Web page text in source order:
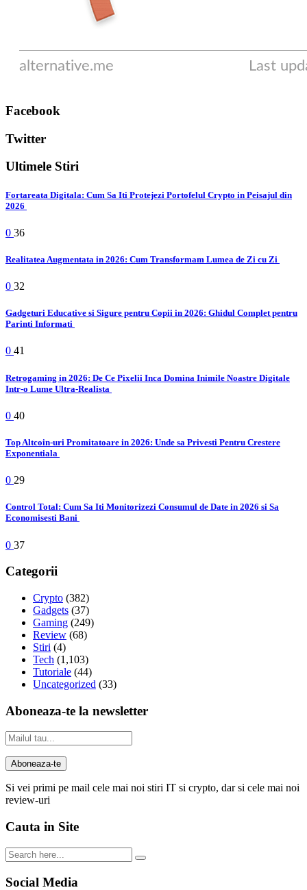
Facebook
Twitter
Ultimele Stiri
Fortareata Digitala: Cum Sa Iti Protejezi Portofelul Crypto in Peisajul din
2026
0 36
Realitatea Augmentata in 2026: Cum Transformam Lumea de Zi cu Zi
0 32
Gadgeturi Educative si Sigure pentru Copii in 2026: Ghidul Complet pentru
Parinti Informati
0 41
Retrogaming in 2026: De Ce Pixelii Inca Domina Inimile Noastre Digitale
Intr-o Lume Ultra-Realista
0 40
Top Altcoin-uri Promitatoare in 2026: Unde sa Privesti Pentru Crestere
Exponentiala
0 29
Control Total: Cum Sa Iti Monitorizezi Consumul de Date in 2026 si Sa
Economisesti Bani
0 37
Categorii
Crypto (382)
Gadgets (37)
Gaming (249)
Review (68)
Stiri (4)
Tech (1,103)
Tutoriale (44)
Uncategorized (33)
Aboneaza-te la newsletter
Si vei primi pe mail cele mai noi stiri IT si crypto, dar si cele mai noi
review-uri
Cauta in Site
Social Media